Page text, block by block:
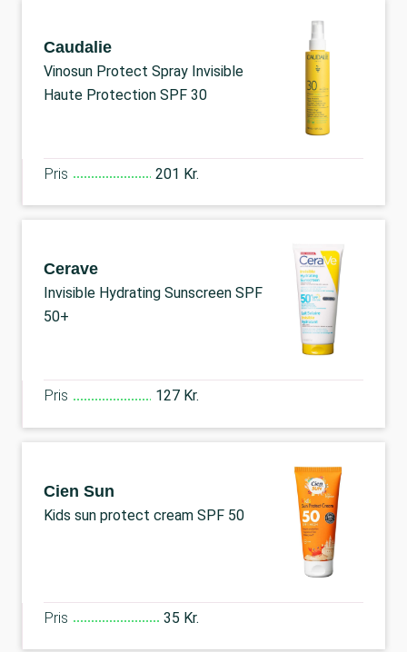
Caudalie
Vinosun Protect Spray Invisible
Haute Protection SPF 30
Pris 201 Kr.
Cerave
Invisible Hydrating Sunscreen SPF
50+
Pris 127 Kr.
Cien Sun
Kids sun protect cream SPF 50
Pris 35 Kr.